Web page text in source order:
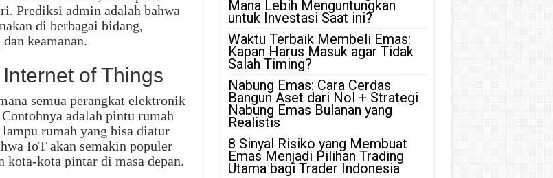
Prediksi admin adalah bahwa
di berbagai bidang,
keamanan.
of Things
semua perangkat elektronik
adalah pintu rumah
rumah yang bisa diatur
IoT akan semakin populer
kota-kota pintar di masa depan.
Mana Lebih Menguntungkan
untuk Investasi Saat ini?
Waktu Terbaik Membeli Emas:
Kapan Harus Masuk agar Tidak
Salah Timing?
Nabung Emas: Cara Cerdas
Bangun Aset dari Nol + Strategi
Nabung Emas Bulanan yang
Realistis
8 Sinyal Risiko yang Membuat
Emas Menjadi Pilihan Trading
Utama bagi Trader Indonesia